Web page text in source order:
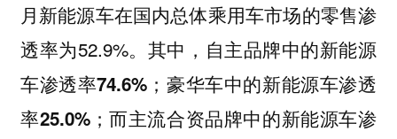
月新能源车在国内总体乘用车市场的零售渗
透率为52.9%。其中， 自主品牌中的新能源
车渗透率74.6%；豪华车中的新能源车渗透
率25.0%；而主流合资品牌中的新能源车渗